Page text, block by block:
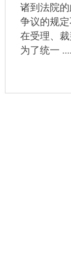
诸到法院
争议的规
在受理、
为了统一